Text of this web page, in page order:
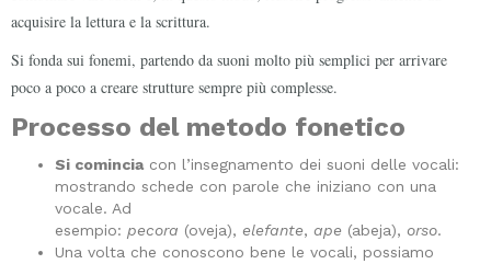
acquisire la lettura e la scrittura.
Si fonda sui fonemi, partendo da suoni molto più semplici per arrivare
poco a poco a creare strutture sempre più complesse.
Processo del metodo fonetico
Si comincia con l’insegnamento dei suoni delle vocali:
mostrando schede con parole che iniziano con una
vocale. Ad
esempio: pecora (oveja), elefante, ape (abeja), orso.
Una volta che conoscono bene le vocali, possiamo